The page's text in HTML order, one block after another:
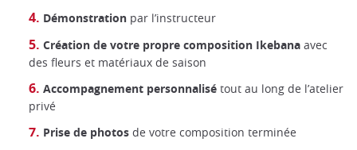
Démonstration par l’instructeur
Création de votre propre composition Ikebana avec
des fleurs et matériaux de saison
Accompagnement personnalisé tout au long de l’atelier
privé
Prise de photos de votre composition terminée